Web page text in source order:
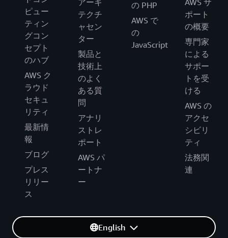
ピュー
ティン
グコン
セプト
のハブ
AWS ク
ラウド
セキュ
リティ
最新情
報
ブログ
プレス
リリー
ス
アーキ
テクチ
ャセン
ター
製品と
技術上
のよく
ある質
問
アナリ
ストレ
ポート
AWS パ
ートナ
ー
の PHP
AWS で
の
JavaScript
AWS サ
ポート
の概要
専門家
による
サポー
トを受
ける
AWS の
アクセ
シビリ
ティ
法務関
連
English